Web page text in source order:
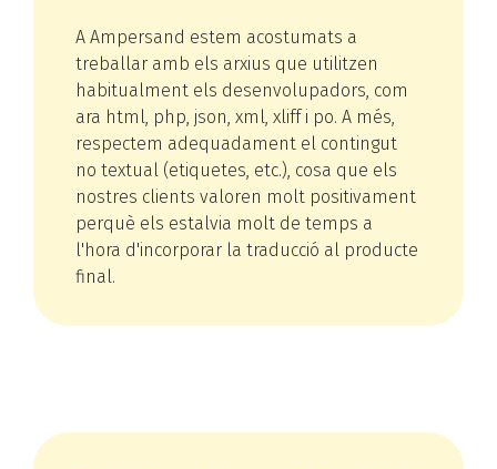
A Ampersand estem acostumats a
treballar amb els arxius que utilitzen
habitualment els desenvolupadors, com
ara html, php, json, xml, xliff i po. A més,
respectem adequadament el contingut
no textual (etiquetes, etc.), cosa que els
nostres clients valoren molt positivament
perquè els estalvia molt de temps a
l'hora d'incorporar la traducció al producte
final.